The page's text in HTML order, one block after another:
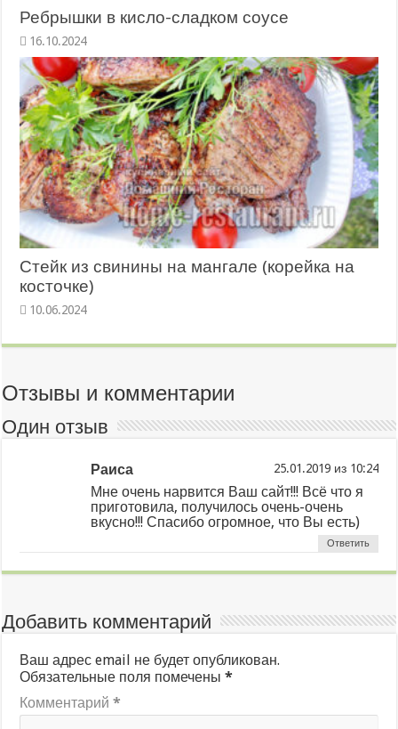
Ребрышки в кисло-сладком соусе
16.10.2024
Стейк из свинины на мангале (корейка на
косточке)
10.06.2024
Отзывы и комментарии
Один отзыв
Раиса из
Мне очень нарвится Ваш сайт!!! Всё что я
приготовила, получилось очень-очень
вкусно!!! Спасибо огромное, что Вы есть)
Ответить
Добавить комментарий
Ваш адрес email не будет опубликован.
Обязательные поля помечены*
Комментарий*